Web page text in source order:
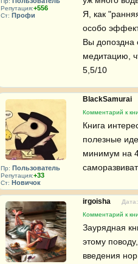
Репутация:+556
Ст: Профи
Я, как
особо
Вы допоздна
медитацию,
5,5/10
Пр: Пользователь
Репутация:+33
Ст: Новичок
BlackSamurai
Комментарий к
Книга
полезные
минимум на
irgoisha
Комментарий к
Заурядная
этому
введения